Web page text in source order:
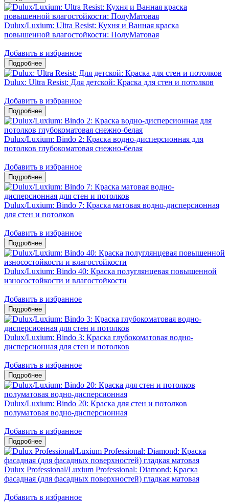
Dulux/Luxium: Ultra Resist: Кухня и Ванная краска
повышенной влагостойкости: ПолуМатовая
Добавить в избранное
Dulux: Ultra Resist: Для детской: Краска для стен и потолков
Добавить в избранное
Dulux/Luxium: Bindo 2: Краска водно-дисперсионная для
потолков глубокоматовая снежно-белая
Добавить в избранное
Dulux/Luxium: Bindo 7: Краска матовая водно-дисперсионная
для стен и потолков
Добавить в избранное
Dulux/Luxium: Bindo 40: Краска полуглянцевая повышенной
износостойкости и влагостойкости
Добавить в избранное
Dulux/Luxium: Bindo 3: Краска глубокоматовая водно-
дисперсионная для стен и потолков
Добавить в избранное
Dulux/Luxium: Bindo 20: Краска для стен и потолков
полуматовая водно-дисперсионная
Добавить в избранное
Dulux Professional/Luxium Professional: Diamond: Краска
фасадная (для фасадных поверхностей) гладкая матовая
Добавить в избранное